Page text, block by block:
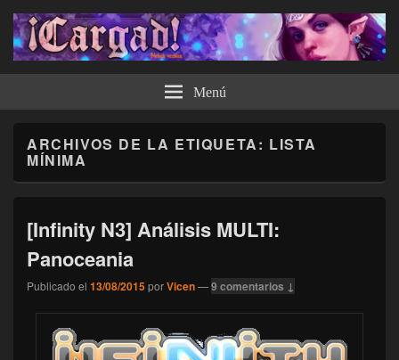
¡Cargad! Menú
ARCHIVOS DE LA ETIQUETA: LISTA
MÍNIMA
[Infinity N3] Análisis MULTI:
Panoceania
Publicado el 13/08/2015porVicen—9 comentarios ↓